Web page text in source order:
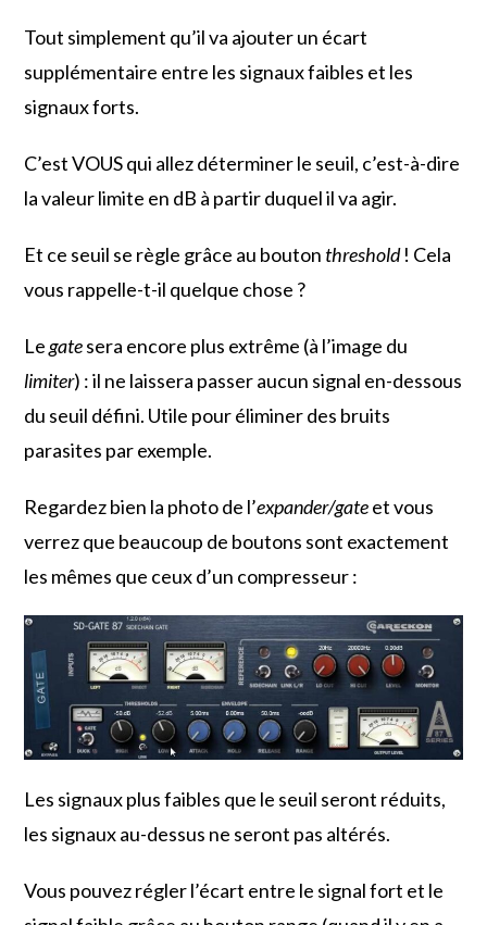
Tout simplement qu’il va ajouter un écart
supplémentaire entre les signaux faibles et les
signaux forts.
C’est VOUS qui allez déterminer le seuil, c’est-à-dire
la valeur limite en dB à partir duquel il va agir.
Et ce seuil se règle grâce au bouton threshold! Cela
vous rappelle-t-il quelque chose ?
Legatesera encore plus extrême (à l’image du
limiter) : il ne laissera passer aucun signal en-dessous
du seuil défini. Utile pour éliminer des bruits
parasites par exemple.
Regardez bien la photo de l’expander/gateet vous
verrez que beaucoup de boutons sont exactement
les mêmes que ceux d’un compresseur :
Les signaux plus faibles que le seuil seront réduits,
les signaux au-dessus ne seront pas altérés.
Vous pouvez régler l’écart entre le signal fort et le